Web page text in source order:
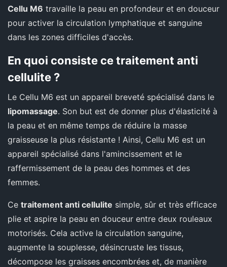
Cellu M6 travaille la peau en profondeur et en douceur
pour activer la circulation lymphatique et sanguine
dans les zones difficiles d'accès.
En quoi consiste ce traitement anti
cellulite ?
Le Cellu M6 est un appareil breveté spécialisé dans le
lipomassage. Son but est de donner plus d'élasticité à
la peau et en même temps de réduire la masse
graisseuse la plus résistante ! Ainsi, Cellu M6 est un
appareil spécialisé dans l'amincissement et le
raffermissement de la peau des hommes et des
femmes.
Ce traitement anti cellulite simple, sûr et très efficace
plie et aspire la peau en douceur entre deux rouleaux
motorisés. Cela active la circulation sanguine,
augmente la souplesse, désincruste les tissus,
décompose les graisses encombrées et, de manière